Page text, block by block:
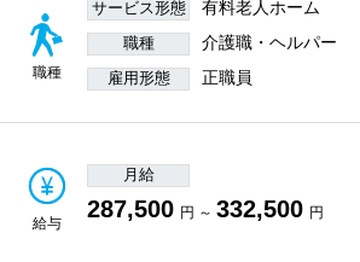
職種
サービス形態 有料老人ホーム
職種 介護職・ヘルパー
雇用形態 正職員
給与
月給
287,500 円 ～ 332,500 円